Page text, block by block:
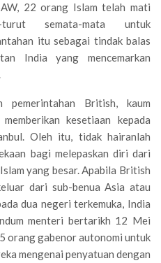
22 orang Islam telah mati
semata-mata untuk
itu sebagai tindak balas
India yang mencemarkan
pemerintahan British, kaum
kesetiaan kepada
Oleh itu, tidak hairanlah
bagi melepaskan diri dari
yang besar. Apabila British
dari sub-benua Asia atau
dua negeri terkemuka, India
menteri bertarikh 12 Mei
orang gabenor autonomi untuk
mengenai penyatuan dengan